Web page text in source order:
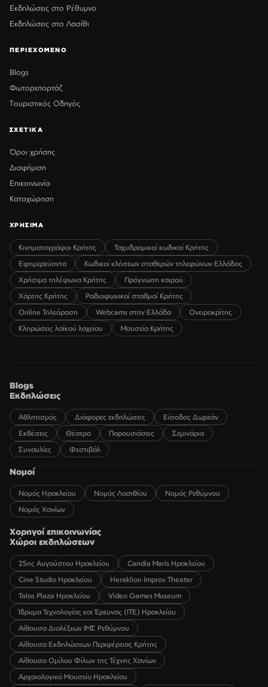
Εκδηλώσεις στο Ρέθυμνο
Εκδηλώσεις στο Λασίθι
ΠΕΡΙΕΧΟΜΕΝΟ
Blogs
Φωτορεπορτάζ
Τουριστικός Οδηγός
ΣΧΕΤΙΚΑ
Όροι χρήσης
Διαφήμιση
Επικοινωνία
Καταχώρηση
ΧΡΗΣΙΜΑ
Κινηματογράφοι Κρήτης
Ταχυδρομικοί κωδικοί Κρήτης
Εφημερεύοντα
Κωδικοί κλήσεων σταθερών τηλεφώνων Ελλάδος
Χρήσιμα τηλέφωνα Κρήτης
Πρόγνωση καιρού
Χάρτης Κρήτης
Ραδιοφωνικοί σταθμοί Κρήτης
Online Τηλεόραση
Webcams στην Ελλάδα
Ονειροκρίτης
Κληρώσεις λαϊκού λαχείου
Μουσεία Κρήτης
Blogs
Εκδηλώσεις
Αθλητισμός Διάφορες εκδηλώσεις
Είσοδος Δωρεάν
Εκθέσεις
Θέατρο Παρουσιάσεις
Σεμινάρια
Συναυλίες
Φεστιβάλ
Νομοί
Νομός Ηρακλείου Νομός Λασιθίου
Νομός Ρεθύμνου
Νομός Χανίων
Χορηγοί επικοινωνίας
Χώροι εκδηλώσεων
25ης Αυγούστου Ηρακλείου
Candia Maris Ηρακλείου
Cine Studio Ηρακλείου
Heraklion Improv Theater
Talos Plaza Ηρακλείου
Video Games Museum
Ίδρυμα Τεχνολογίας και Έρευνας (ΙΤΕ) Ηρακλείου
Αίθουσα Διαλέξεων ΙΜΣ Ρεθύμνου
Αίθουσα Εκδηλώσεων Περιφέρειας Κρήτης
Αίθουσα Ομίλου Φίλων της Τέχνης Χανίων
Αρχαιολογικό Μουσείο Ηρακλείου